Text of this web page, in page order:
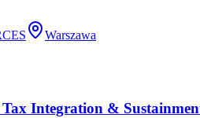
Warszawa
Integration &